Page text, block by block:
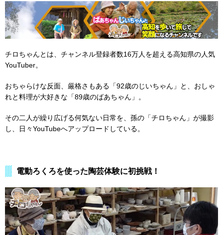
チロちゃんとは、チャンネル登録者数16万人を超える高知県の人気
YouTuber。
おちゃらけな反面、厳格さもある「92歳のじいちゃん」と、おしゃ
れと料理が大好きな「89歳のばあちゃん」。
その二人が繰り広げる何気ない日常を、孫の「チロちゃん」が撮影
し、日々YouTubeへアップロードしている。
電動ろくろを使った陶芸体験に初挑戦！